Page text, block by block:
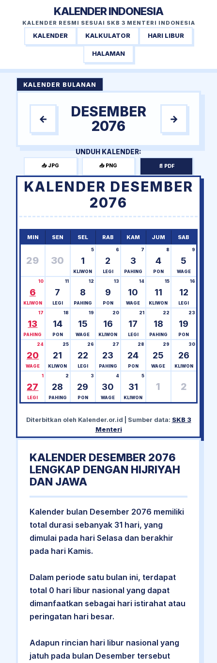
KALENDER INDONESIA
KALENDER RESMI SESUAI SKB 3 MENTERI INDONESIA
KALENDER KALKULATOR HARI LIBUR
HALAMAN
KALENDER BULANAN
←
DESEMBER
2076
→
UNDUH KALENDER:
📥 JPG 📥 PNG 📄 PDF
KALENDER DESEMBER
2076
MIN SEN SEL RAB KAM JUM SAB
29 30 1
5
KLIWON
2
6
LEGI
3
7
PAHING
4
8
PON
5
9
WAGE
6
10
KLIWON
7
11
LEGI
8
12
PAHING
9
13
PON
10
14
WAGE
11
15
KLIWON
12
16
LEGI
13
17
PAHING
14
18
PON
15
19
WAGE
16
20
KLIWON
17
21
LEGI
18
22
PAHING
19
23
PON
20
24
WAGE
21
25
KLIWON
22
26
LEGI
23
27
PAHING
24
28
PON
25
29
WAGE
26
30
KLIWON
27
1
LEGI
28
2
PAHING
29
3
PON
30
4
WAGE
31
5
KLIWON
1 2
Diterbitkan oleh Kalender.or.id | Sumber data: SKB 3
Menteri
KALENDER DESEMBER 2076
LENGKAP DENGAN HIJRIYAH
DAN JAWA
Kalender bulan Desember 2076 memiliki
total durasi sebanyak 31 hari, yang
dimulai pada hari Selasa dan berakhir
pada hari Kamis.
Dalam periode satu bulan ini, terdapat
total 0 hari libur nasional yang dapat
dimanfaatkan sebagai hari istirahat atau
peringatan hari besar.
Adapun rincian hari libur nasional yang
jatuh pada bulan Desember tersebut